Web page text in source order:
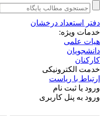
دفتر استعداد درخشان
خدمات ویژه:
هیات علمی
دانشجویان
کارکنان
خدمت الکترونیکی
ارتباط با ریاست
ورود یا ثبت نام
ورود به پنل کاربری